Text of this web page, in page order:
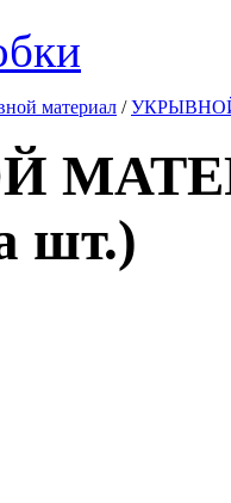
материал /УКРЫВНОЙ
шт.)